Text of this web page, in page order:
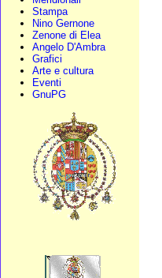
Stampa
Nino Gernone
Zenone di Elea
Angelo D'Ambra
Grafici
Arte e cultura
Eventi
GnuPG